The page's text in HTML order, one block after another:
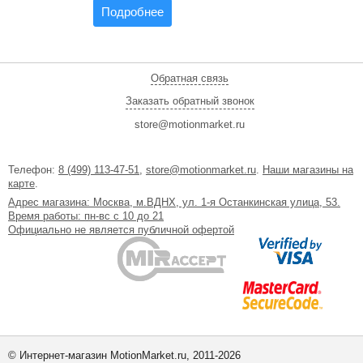
Подробнее
Обратная связь
Заказать обратный звонок
store@motionmarket.ru
Телефон: 8 (499) 113-47-51, store@motionmarket.ru. Наши магазины на
карте.
Адрес магазина: Москва, м.ВДНХ, ул. 1-я Останкинская улица, 53.
Время работы: пн-вс с 10 до 21
Официально не является публичной офертой
© Интернет-магазин MotionMarket.ru, 2011-2026